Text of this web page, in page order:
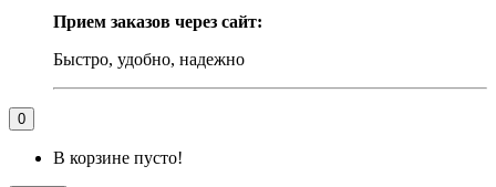
Прием заказов через сайт:
Быстро, удобно, надежно
0
В корзине пусто!